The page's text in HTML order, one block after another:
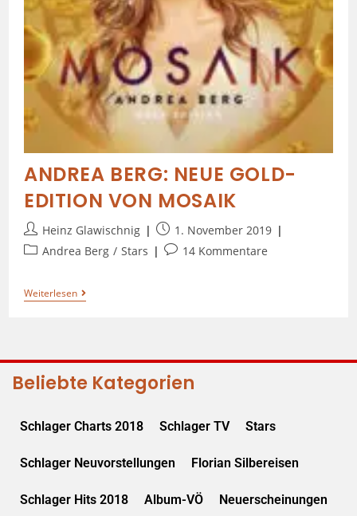
ANDREA BERG: NEUE GOLD-
EDITION VON MOSAIK
Heinz Glawischnig
1. November 2019
Andrea Berg / Stars 14 Kommentare
Weiterlesen
Beliebte Kategorien
Schlager Charts 2018 Schlager TV Stars
Schlager Neuvorstellungen Florian Silbereisen
Schlager Hits 2018 Album-VÖ Neuerscheinungen